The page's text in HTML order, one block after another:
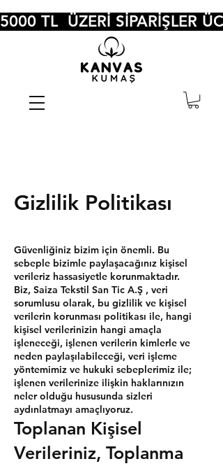
5000 TL  ÜZERİ SİPARİŞLER
Gizlilik Politikası
Güvenliğiniz bizim için önemli. Bu
sebeple bizimle paylaşacağınız kişisel
verileriz hassasiyetle korunmaktadır.
Biz, Saiza Tekstil San Tic A.Ş , veri
sorumlusu olarak, bu gizlilik ve kişisel
verilerin korunması politikası ile, hangi
kişisel verilerinizin hangi amaçla
işleneceği, işlenen verilerin kimlerle ve
neden paylaşılabileceği, veri işleme
yöntemimiz ve hukuki sebeplerimiz ile;
işlenen verilerinize ilişkin haklarınızın
neler olduğu hususunda sizleri
aydınlatmayı amaçlıyoruz.
Toplanan Kişisel
Verileriniz, Toplanma